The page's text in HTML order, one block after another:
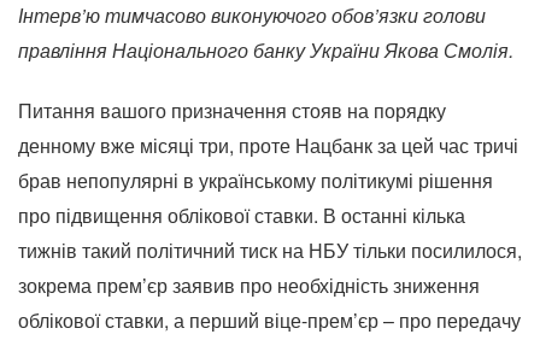
Інтерв’ю тимчасово виконуючого обов’язки голови
правління Національного банку України Якова Смолія.
Питання вашого призначення стояв на порядку
денному вже місяці три, проте Нацбанк за цей час тричі
брав непопулярні в українському політикумі рішення
про підвищення облікової ставки. В останні кілька
тижнів такий політичний тиск на НБУ тільки посилилося,
зокрема прем’єр заявив про необхідність зниження
облікової ставки, а перший віце-прем’єр – про передачу